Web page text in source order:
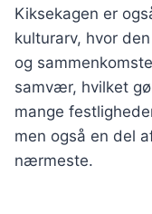
Kiksekagen er
kulturarv, hvor
og
samvær, hvilket
mange
men også en del
nærmeste.